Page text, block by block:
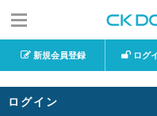
新規会員登録 ログ
ログイン